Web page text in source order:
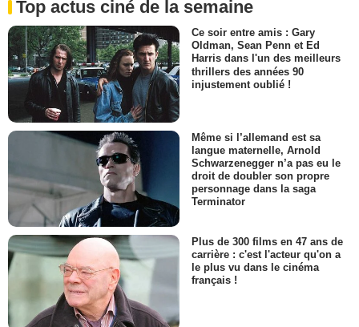
Top actus ciné de la semaine
Ce soir entre amis : Gary
Oldman, Sean Penn et Ed
Harris dans l'un des meilleurs
thrillers des années 90
injustement oublié !
Même si l’allemand est sa
langue maternelle, Arnold
Schwarzenegger n’a pas eu le
droit de doubler son propre
personnage dans la saga
Terminator
Plus de 300 films en 47 ans de
carrière : c'est l'acteur qu'on a
le plus vu dans le cinéma
français !